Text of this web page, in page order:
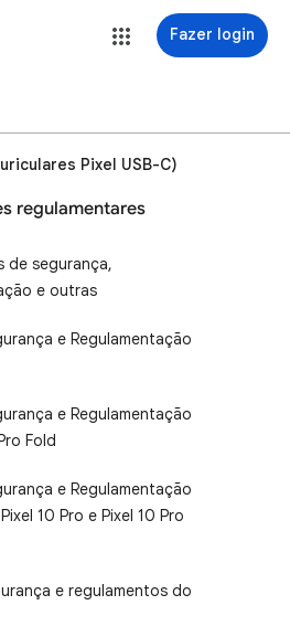
Fazer login
Pixel USB-C)
regulamentares
de segurança,
e outras
e Regulamentação
e Regulamentação
Fold
e Regulamentação
10 Pro e Pixel 10 Pro
e regulamentos do